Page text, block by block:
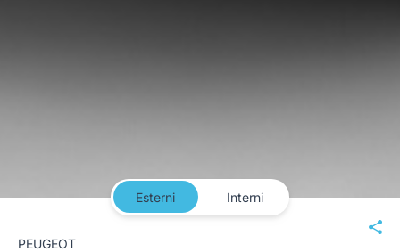
Esterni Interni
PEUGEOT